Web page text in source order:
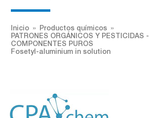
Inicio
Productos químicos
PATRONES ORGÁNICOS Y PESTICIDAS -
COMPONENTES PUROS
Fosetyl-aluminium in solution